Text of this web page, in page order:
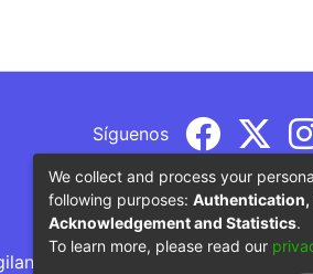
Síguenos
por parte del Ministerio de
We collect and process your
following purposes: Authentication,
Acknowledgement and Statistics.
To learn more, please read our